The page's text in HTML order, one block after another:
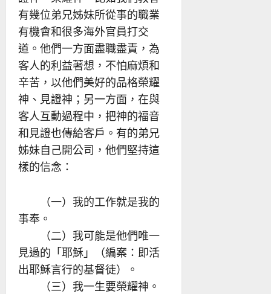
有幾位弟兄姊妹所從事的職業
有機會和很多海外官員打交
道。他們一方面盡職盡責，為
客人的利益著想，不怕麻煩和
辛苦，以他們美好的品格榮耀
神、見證神；另一方面，在與
客人互動過程中，把神的福音
和見證也傳給客戶。有的弟兄
姊妹自己開公司，他們堅持這
樣的信念：
（一）我的工作就是我的
事奉。
（二）我可能是他們唯一
見過的「耶穌」（編案：即活
出耶穌言行的基督徒）。
（三）我一生要榮耀神。